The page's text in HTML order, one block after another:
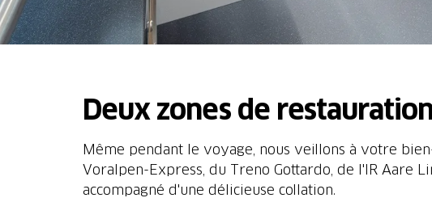
Deux zones de
Même pendant le voyage, nous veillons à votre
Voralpen-Express, du Treno Gottardo, de l'IR Aare
accompagné d'une délicieuse collation.